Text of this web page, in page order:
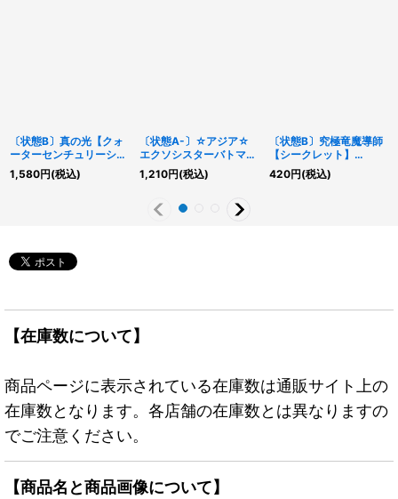
〔状態B〕真の光【クォ
ーターセンチュリーシー
クレット】{QCCP-
JP014}《罠》
1,580円(税込)
〔状態A-〕☆アジア☆
エクソシスターバトマー
テル【シークレット】
{アジアBPRO-JP066}
1,210円(税込)
〔状態B〕究極竜魔導師
【シークレット】
{QCDB-JP001}《融
合》
420円(税込)
【在庫数について】
商品ページに表示されている在庫数は通販サイト上の
在庫数となります。各店舗の在庫数とは異なりますの
でご注意ください。
【商品名と商品画像について】